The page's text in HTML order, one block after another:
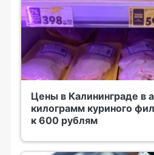
Цены в Калининграде в
килограмм куриного
к 600 рублям